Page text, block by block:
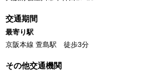
交通期間
最寄り駅
京阪本線 萱島駅 徒歩3分
その他交通機関